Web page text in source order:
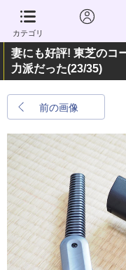
カテゴリ
妻にも好評! 東芝のコ
力派だった(23/35)
前の画像